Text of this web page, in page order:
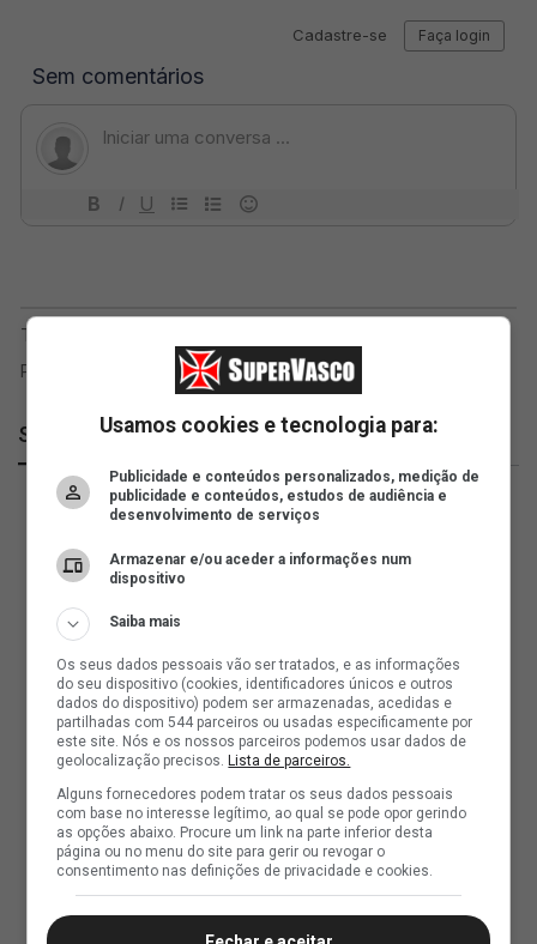
SuperVascoUsamos cookies e tecnologia para:
Publicidade e conteúdos personalizados, medição de
publicidade e conteúdos, estudos de audiência e
desenvolvimento de serviços
Armazenar e/ou aceder a informações num
dispositivo
Saiba mais
Os seus dados pessoais vão ser tratados, e as informações
do seu dispositivo (cookies, identificadores únicos e outros
dados do dispositivo) podem ser armazenadas, acedidas e
partilhadas com 544 parceiros ou usadas especificamente por
este site. Nós e os nossos parceiros podemos usar dados de
geolocalização precisos.Lista de parceiros.
Alguns fornecedores podem tratar os seus dados pessoais
com base no interesse legítimo, ao qual se pode opor gerindo
as opções abaixo. Procure um link na parte inferior desta
página ou no menu do site para gerir ou revogar o
consentimento nas definições de privacidade e cookies.